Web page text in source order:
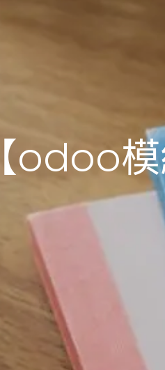
【odoo